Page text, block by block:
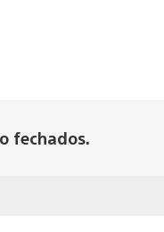
fechados.